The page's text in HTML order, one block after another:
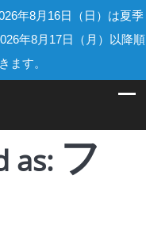
年8月16日（日）は夏季
年8月17日（月）以降順
ます。
as: フ